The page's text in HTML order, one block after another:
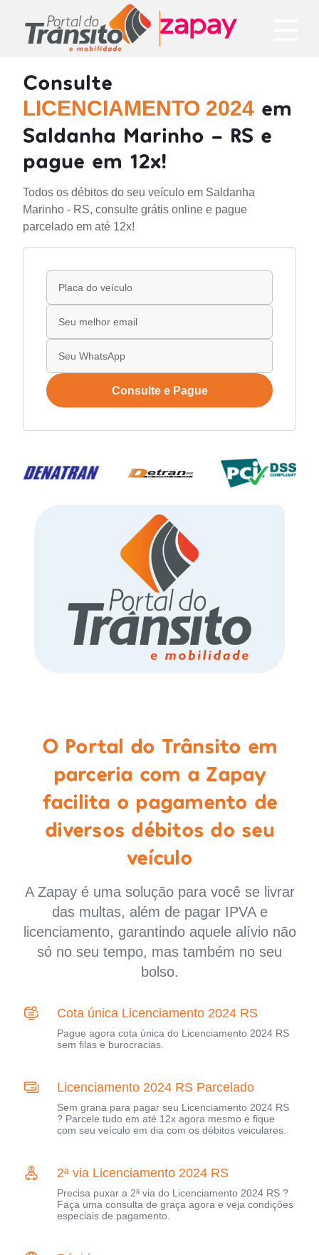
Consulte
LICENCIAMENTO 2024 em
Saldanha Marinho - RS e
pague em 12x!
Todos os débitos do seu veículo em Saldanha
Marinho - RS, consulte grátis online e pague
parcelado em até 12x!
Consulte e Pague
O Portal do Trânsito em
parceria com a Zapay
facilita o pagamento de
diversos débitos do seu
veículo
A Zapay é uma solução para você se livrar
das multas, além de pagar IPVA e
licenciamento, garantindo aquele alívio não
só no seu tempo, mas também no seu
bolso.
Cota única Licenciamento 2024 RS
Pague agora cota única do Licenciamento 2024 RS
sem filas e burocracias.
Licenciamento 2024 RS Parcelado
Sem grana para pagar seu Licenciamento 2024 RS
? Parcele tudo em até 12x agora mesmo e fique
com seu veículo em dia com os débitos veiculares.
2ª via Licenciamento 2024 RS
Precisa puxar a 2ª via do Licenciamento 2024 RS ?
Faça uma consulta de graça agora e veja condições
especiais de pagamento.